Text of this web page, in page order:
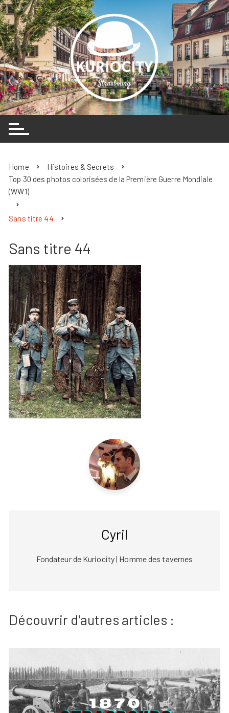
Skip
to
content
Home
Histoires & Secrets
Top 30 des photos colorisées de la Première Guerre Mondiale
(WW1)
Sans titre 44
Sans titre 44
Cyril
Fondateur de Kuriocity | Homme des tavernes
Découvrir d'autres articles :